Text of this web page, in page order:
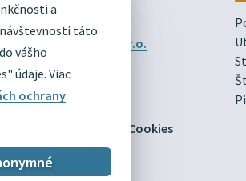
a
táto
vášho
údaje. Viac
ochrany
Alphabet partner s.r.o.
03.08.2026
o prístupnosti
údajov
Nastaviť Cookies